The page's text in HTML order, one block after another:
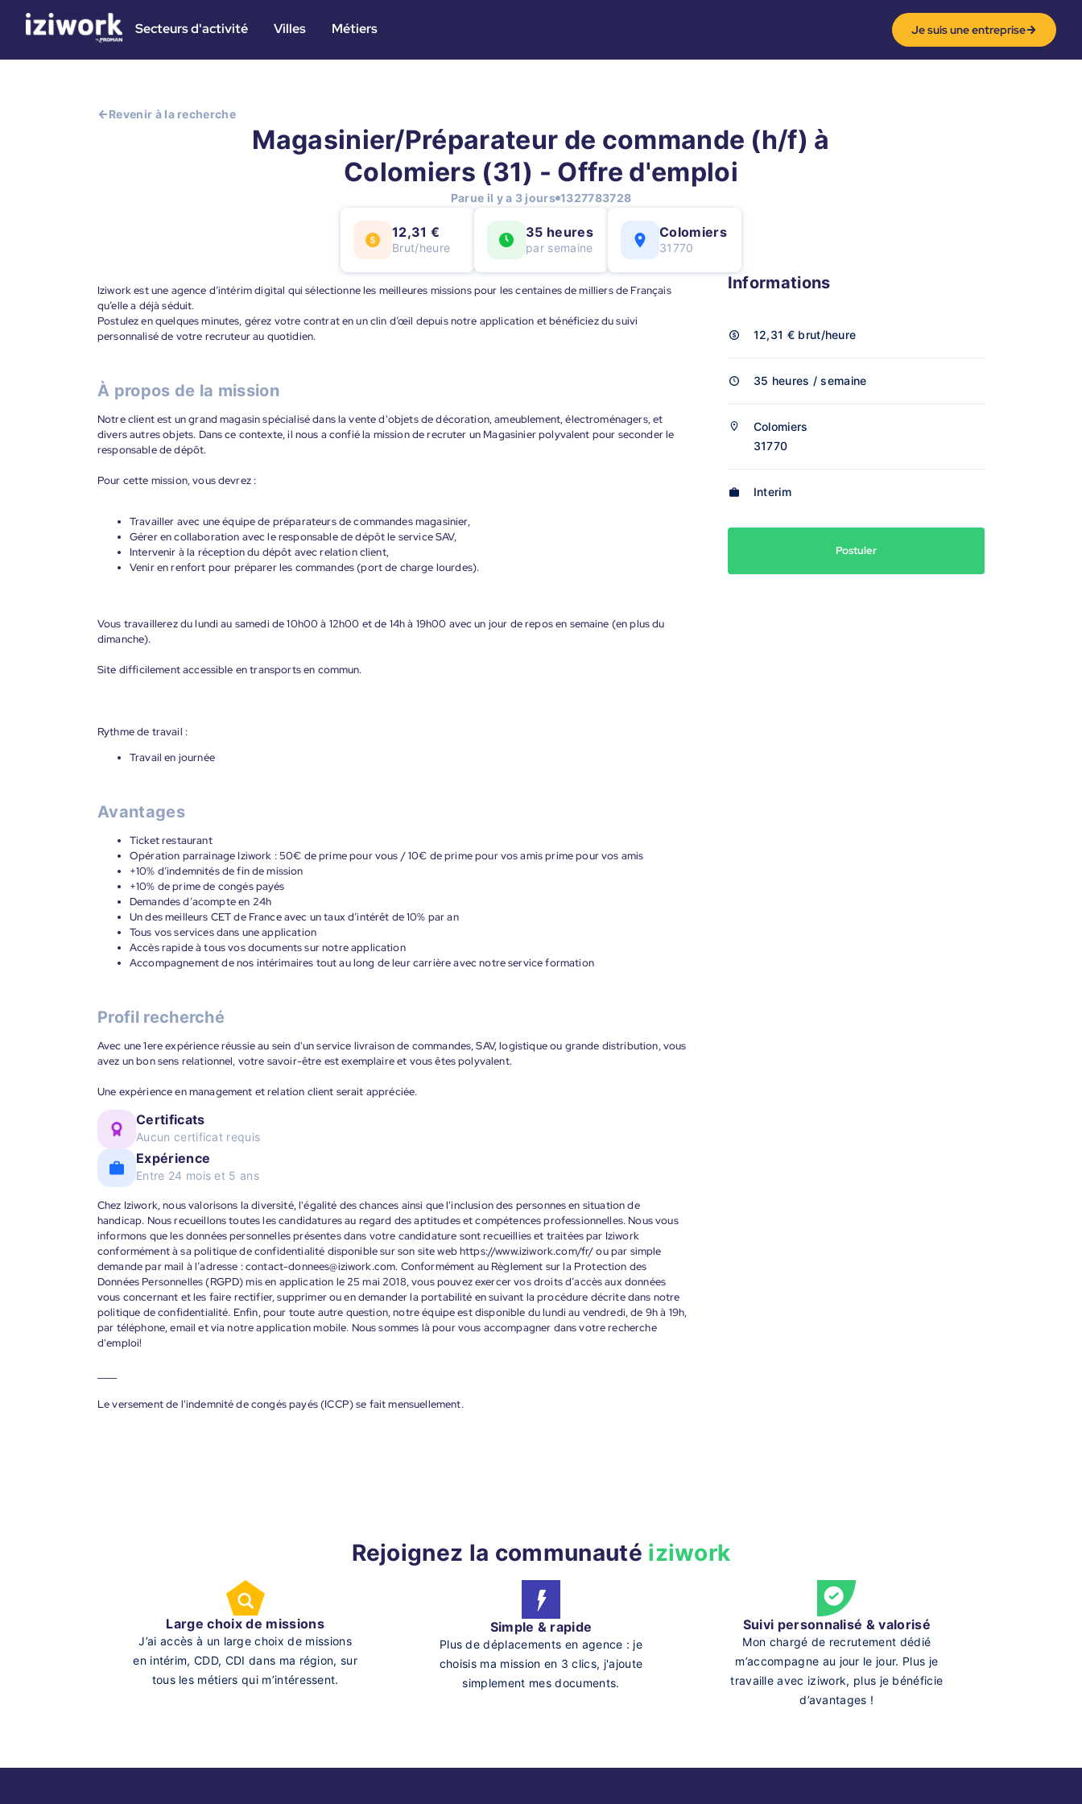
Secteurs d'activité Villes Métiers Je suis une entreprise
Revenir à la recherche
Magasinier/Préparateur de commande (h/f) à
Colomiers (31) - Offre d'emploi
Parue il y a 3 jours 1327783728
12,31 €
Brut/heure
35 heures
par semaine
Colomiers
31770
Iziwork est une agence d’intérim digital qui sélectionne les meilleures missions pour les centaines de milliers de Français
qu’elle a déjà séduit.
Postulez en quelques minutes, gérez votre contrat en un clin d’œil depuis notre application et bénéficiez du suivi
personnalisé de votre recruteur au quotidien.
À propos de la mission
Notre client est un grand magasin spécialisé dans la vente d'objets de décoration, ameublement, électroménagers, et
divers autres objets. Dans ce contexte, il nous a confié la mission de recruter un Magasinier polyvalent pour seconder le
responsable de dépôt.
Pour cette mission, vous devrez :
Travailler avec une équipe de préparateurs de commandes magasinier,
Gérer en collaboration avec le responsable de dépôt le service SAV,
Intervenir à la réception du dépôt avec relation client,
Venir en renfort pour préparer les commandes (port de charge lourdes).
Vous travaillerez du lundi au samedi de 10h00 à 12h00 et de 14h à 19h00 avec un jour de repos en semaine (en plus du
dimanche).
Site difficilement accessible en transports en commun.
Rythme de travail :
Travail en journée
Avantages
Ticket restaurant
Opération parrainage Iziwork : 50€ de prime pour vous / 10€ de prime pour vos amis prime pour vos amis
+10% d’indemnités de fin de mission
+10% de prime de congés payés
Demandes d’acompte en 24h
Un des meilleurs CET de France avec un taux d’intérêt de 10% par an
Tous vos services dans une application
Accès rapide à tous vos documents sur notre application
Accompagnement de nos intérimaires tout au long de leur carrière avec notre service formation
Profil recherché
Avec une 1ere expérience réussie au sein d'un service livraison de commandes, SAV, logistique ou grande distribution, vous
avez un bon sens relationnel, votre savoir-être est exemplaire et vous êtes polyvalent.
Une expérience en management et relation client serait appréciée.
Certificats
Aucun certificat requis
Expérience
Entre 24 mois et 5 ans
Chez Iziwork, nous valorisons la diversité, l'égalité des chances ainsi que l'inclusion des personnes en situation de
handicap. Nous recueillons toutes les candidatures au regard des aptitudes et compétences professionnelles. Nous vous
informons que les données personnelles présentes dans votre candidature sont recueillies et traitées par Iziwork
conformément à sa politique de confidentialité disponible sur son site web https://www.iziwork.com/fr/ ou par simple
demande par mail à l’adresse : contact-donnees@iziwork.com. Conformément au Règlement sur la Protection des
Données Personnelles (RGPD) mis en application le 25 mai 2018, vous pouvez exercer vos droits d’accès aux données
vous concernant et les faire rectifier, supprimer ou en demander la portabilité en suivant la procédure décrite dans notre
politique de confidentialité. Enfin, pour toute autre question, notre équipe est disponible du lundi au vendredi, de 9h à 19h,
par téléphone, email et via notre application mobile. Nous sommes là pour vous accompagner dans votre recherche
d'emploi!
Le versement de l'indemnité de congés payés (ICCP) se fait mensuellement.
Informations
12,31 € brut/heure
35 heures / semaine
Colomiers
31770
Interim
Postuler
Rejoignez la communauté iziwork
Large choix de missions
J’ai accès à un large choix de missions
en intérim, CDD, CDI dans ma région, sur
tous les métiers qui m’intéressent.
Simple & rapide
Plus de déplacements en agence : je
choisis ma mission en 3 clics, j'ajoute
simplement mes documents.
Suivi personnalisé & valorisé
Mon chargé de recrutement dédié
m’accompagne au jour le jour. Plus je
travaille avec iziwork, plus je bénéficie
d’avantages !